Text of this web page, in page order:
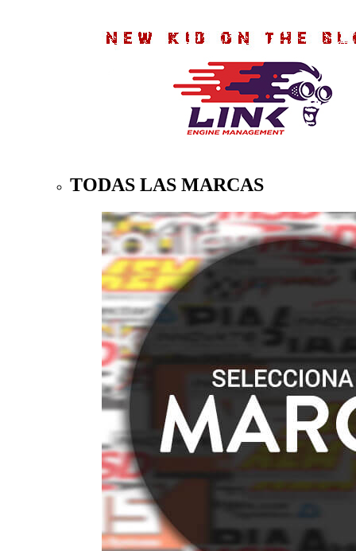
TODAS LAS MARCAS